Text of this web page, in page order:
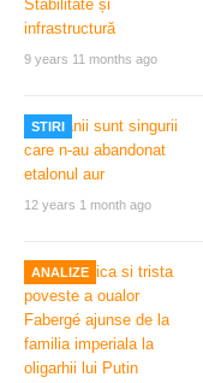
9 years 11 months ago
STIRI
12 years 1 month ago
ANALIZE